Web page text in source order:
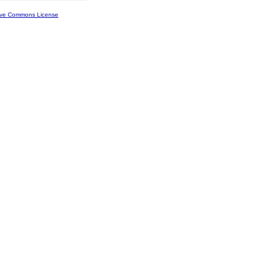
Commons License